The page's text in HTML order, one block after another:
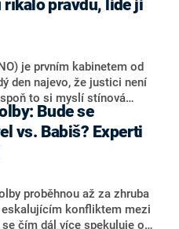
průmyslu Karla Havlíčka.
sázkařů je poslanec za
Jan Kubáček nicméně
ze zmíněné trojice
současná koalice dosud
mohla konkurovat.
říkalo pravdu, lidé ji
je prvním kabinetem od
den najevo, že justici není
to si myslí stínová
Eva Decroix. V
NEWS si nebrala servítky
svého nástupce Jeronýma
pro lidská
„svoloč“ na
hodná. Decroix se také
Spolu či promluvila o
Kuby.
vs. Babiš? Experti
proběhnou až za zhruba
konfliktem mezi
čím dál více spekuluje o